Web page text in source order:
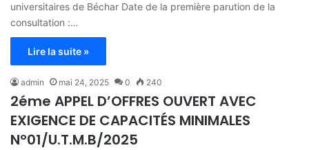
universitaires de Béchar Date de la première parution de la
consultation :…
Lire la suite »
admin mai 24, 2025 0 240
2éme APPEL D’OFFRES OUVERT AVEC
EXIGENCE DE CAPACITÉS MINIMALES
N°01/U.T.M.B/2025